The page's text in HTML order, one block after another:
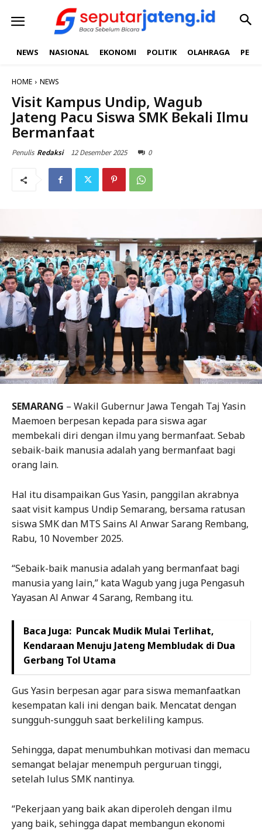
NEWS NASIONAL EKONOMI POLITIK OLAHRAGA
HOME NEWS
Visit Kampus Undip, Wagub
Jateng Pacu Siswa SMK Bekali Ilmu
Bermanfaat
Penulis Redaksi 12 Desember 2025 0
SEMARANG – Wakil Gubernur Jawa Tengah Taj Yasin
Maemoen berpesan kepada para siswa agar
membekali diri dengan ilmu yang bermanfaat. Sebab
sebaik-baik manusia adalah yang bermanfaat bagi
orang lain.
Hal itu disampaikan Gus Yasin, panggilan akrabnya
saat visit kampus Undip Semarang, bersama ratusan
siswa SMK dan MTS Sains Al Anwar Sarang Rembang,
Rabu, 10 November 2025.
“Sebaik-baik manusia adalah yang bermanfaat bagi
manusia yang lain,” kata Wagub yang juga Pengasuh
Yayasan Al Anwar 4 Sarang, Rembang itu.
Baca Juga: Puncak Mudik Mulai Terlihat,
Kendaraan Menuju Jateng Membludak di Dua
Gerbang Tol Utama
Gus Yasin berpesan agar para siswa memanfaatkan
kesempatan kali ini dengan baik. Mencatat dengan
sungguh-sungguh saat berkeliling kampus.
Sehingga, dapat menumbuhkan motivasi dan memacu
semangat belajar menempuh perguruan tinggi,
setelah lulus SMK nantinya.
“Pekerjaan yang baik akan diperoleh dengan ilmu
yang baik, sehingga dapat membangun ekonomi